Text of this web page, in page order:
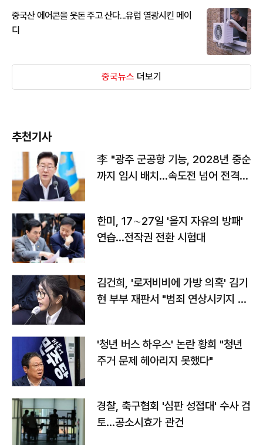
중국산 에어콘을 웃돈 주고 산다...유럽 열광시킨 메이
디
중국뉴스 더보기
추천기사
李 "광주 군공항 기능, 2028년 중순
까지 임시 배치…속도전 넘어 전격
한미, 17∼27일 '을지 자유의 방패'
연습…전작권 전환 시험대
김건희, '로저비비에 가방 의혹' 김기
현 부부 재판서 "범죄 연상시키지 말
'청년 버스 하우스' 논란 황희 "청년
주거 문제 헤아리지 못했다"
경찰, 축구협회 '심판 성접대' 수사 검
토…공소시효가 관건